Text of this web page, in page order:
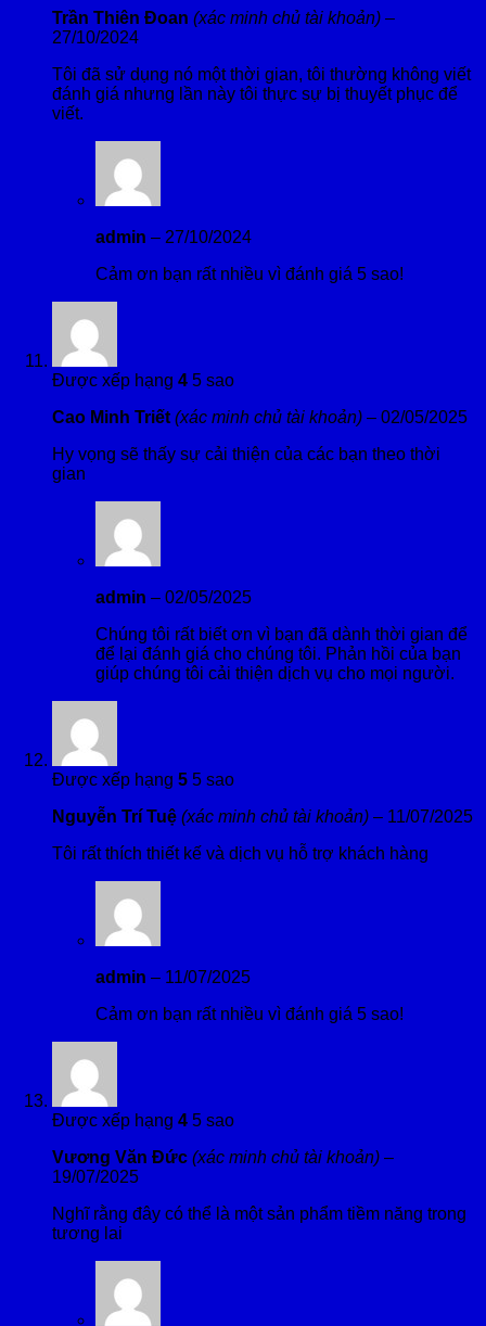
Trần Thiên Đoan (xác minh chủ tài khoản) –
27/10/2024
Tôi đã sử dụng nó một thời gian, tôi thường không viết
đánh giá nhưng lần này tôi thực sự bị thuyết phục để
viết.
admin – 27/10/2024
Cảm ơn bạn rất nhiều vì đánh giá 5 sao!
Được xếp hạng 4 5 sao
Cao Minh Triết (xác minh chủ tài khoản) – 02/05/2025
Hy vọng sẽ thấy sự cải thiện của các bạn theo thời
gian
admin – 02/05/2025
Chúng tôi rất biết ơn vì bạn đã dành thời gian để
để lại đánh giá cho chúng tôi. Phản hồi của bạn
giúp chúng tôi cải thiện dịch vụ cho mọi người.
Được xếp hạng 5 5 sao
Nguyễn Trí Tuệ (xác minh chủ tài khoản) – 11/07/2025
Tôi rất thích thiết kế và dịch vụ hỗ trợ khách hàng
admin – 11/07/2025
Cảm ơn bạn rất nhiều vì đánh giá 5 sao!
Được xếp hạng 4 5 sao
Vương Văn Đức (xác minh chủ tài khoản) –
19/07/2025
Nghĩ rằng đây có thể là một sản phẩm tiềm năng trong
tương lai